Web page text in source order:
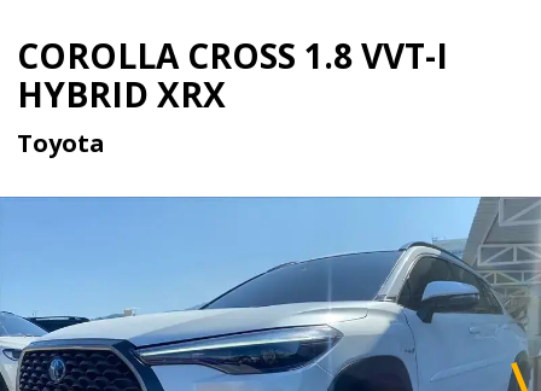
COROLLA CROSS 1.8 VVT-I
HYBRID XRX
Toyota